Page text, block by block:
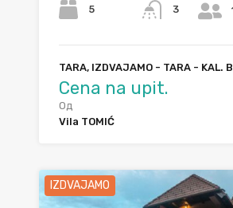
5 3
TARA, IZDVAJAMO - TARA - KAL.
Cena na upit.
Од
Vila TOMIĆ
IZDVAJAMO